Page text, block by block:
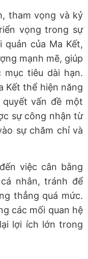
tham vọng và kỷ
vọng trong sự
quản của Ma Kết,
mạnh mẽ, giúp
tiêu dài hạn.
Kết thể hiện năng
vấn đề một
sự công nhận từ
sự chăm chỉ và
việc cân bằng
nhân, tránh để
thẳng quá mức.
các mối quan hệ
lợi ích lớn trong